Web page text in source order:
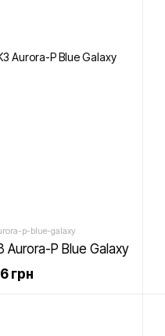
p-blue-galaxy
P Blue Galaxy
грн